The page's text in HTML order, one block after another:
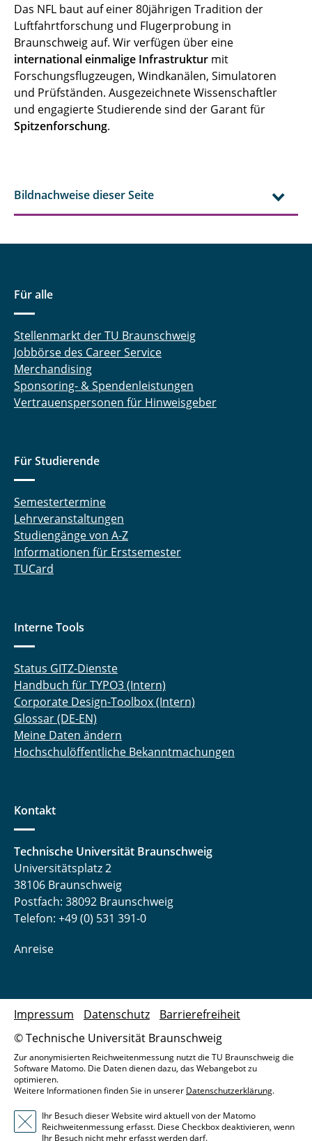
Das NFL baut auf einer 80jährigen Tradition der
Luftfahrtforschung und Flugerprobung in
Braunschweig auf. Wir verfügen über eine
internationaleinmalige Infrastruktur mit
Forschungsflugzeugen, Windkanälen, Simulatoren
und Prüfständen. Ausgezeichnete Wissenschaftler
und engagierte Studierende sind der Garant für
Spitzenforschung.
Bildnachweise dieser Seite
Für alle
Stellenmarkt der TU Braunschweig
Jobbörse des Career Service
Merchandising
Sponsoring- & Spendenleistungen
Vertrauenspersonen für Hinweisgeber
Für Studierende
Semestertermine
Lehrveranstaltungen
Studiengänge von A-Z
Informationen für Erstsemester
TUCard
Interne Tools
Status GITZ-Dienste
Handbuch für TYPO3 (Intern)
Corporate Design-Toolbox (Intern)
Glossar (DE-EN)
Meine Daten ändern
Hochschulöffentliche Bekanntmachungen
Kontakt
Technische Universität Braunschweig
Universitätsplatz 2
38106 Braunschweig
Postfach: 38092 Braunschweig
Telefon: +49 (0) 531 391-0
Anreise
© Technische Universität Braunschweig
Impressum Datenschutz Barrierefreiheit
Zur anonymisierten Reichweitenmessung nutzt die TU Braunschweig die
Software Matomo. Die Daten dienen dazu, das Webangebot zu
optimieren.
Weitere Informationen finden Sie in unserer Datenschutzerklärung.
Ihr Besuch dieser Website wird aktuell von der Matomo
Reichweitenmessung erfasst. Diese Checkbox deaktivieren, wenn
Ihr Besuch nicht mehr erfasst werden darf.